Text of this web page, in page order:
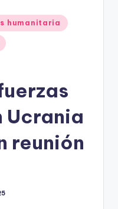
humanitaria
Ucrania
reunión